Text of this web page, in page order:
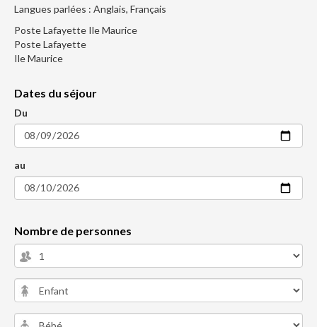
Langues parlées : Anglais, Français
Poste Lafayette Ile Maurice
Poste Lafayette
Ile Maurice
Dates du séjour
Du
au
Nombre de personnes